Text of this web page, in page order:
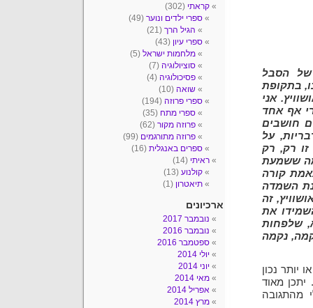
של הסבל
בתקופת
אני
אף אחד
חושבים
על
רק, רק
מה ששמעת
קורה
השמדה
זה
את
שלפחות
נקמה
יותר נכון
מאוד
מהתגובה
קראתי (302)
ספרי ילדים ונוער (49)
הגיל הרך (21)
ספרי עיון (43)
מלחמות ישראל (5)
סוציולוגיה (7)
פסיכולוגיה (4)
שואה (10)
ספרי פרוזה (194)
ספרי מתח (35)
פרוזה מקור (62)
פרוזה מתורגמים (99)
ספרים באנגלית (16)
ראיתי (14)
קולנוע (13)
תיאטרון (1)
ארכיונים
נובמבר 2017
נובמבר 2016
ספטמבר 2016
יולי 2014
יוני 2014
מאי 2014
אפריל 2014
מרץ 2014